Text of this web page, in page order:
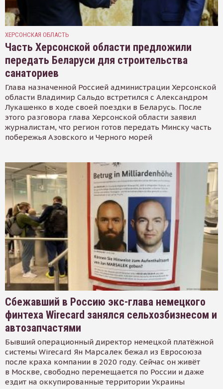
ХЕРСОНСКАЯ ОБЛАСТЬ
Часть Херсонской области предложили
передать Беларуси для строительства
санаториев
Глава назначенной Россией администрации Херсонской
области Владимир Сальдо встретился с Александром
Лукашенко в ходе своей поездки в Беларусь. После
этого разговора глава Херсонской области заявил
журналистам, что регион готов передать Минску часть
побережья Азовского и Черного морей
Сбежавший в Россию экс-глава немецкого
финтеха Wirecard занялся сельхозбизнесом и
автозапчастями
Бывший операционный директор немецкой платёжной
системы Wirecard Ян Марсалек бежал из Евросоюза
после краха компании в 2020 году. Сейчас он живёт
в Москве, свободно перемещается по России и даже
ездит на оккупированные территории Украины